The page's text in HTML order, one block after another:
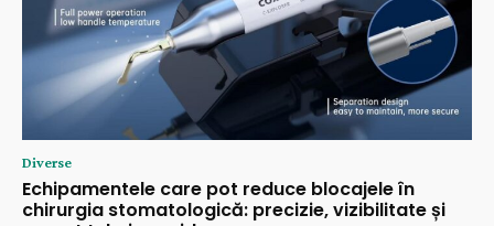
Diverse
Echipamentele care pot reduce blocajele în
chirurgia stomatologică: precizie, vizibilitate și